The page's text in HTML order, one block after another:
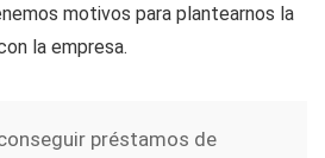
motivos para plantearnos la
la empresa.
préstamos de